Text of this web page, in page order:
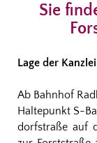
Sie
Lage der
Ab Bahnhof
Haltepunkt S-
dorfstraße auf